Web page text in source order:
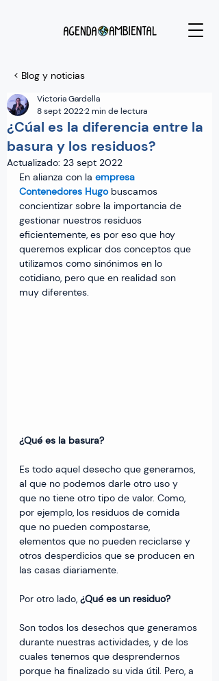
< Blog y noticias
¿Cúal es la diferencia entre la
basura y los residuos?
Victoria Gardella
8 sept 20222 min de lectura
Actualizado: 23 sept 2022
En alianza con la empresa
Contenedores Hugo buscamos
concientizar sobre la importancia de
gestionar nuestros residuos
eficientemente, es por eso que hoy
queremos explicar dos conceptos que
utilizamos como sinónimos en lo
cotidiano, pero que en realidad son
muy diferentes.
¿Qué es la basura?
Es todo aquel desecho que generamos,
al que no podemos darle otro uso y
que no tiene otro tipo de valor. Como,
por ejemplo, los residuos de comida
que no pueden compostarse,
elementos que no pueden reciclarse y
otros desperdicios que se producen en
las casas diariamente.
Por otro lado, ¿Qué es un residuo?
Son todos los desechos que generamos
durante nuestras actividades, y de los
cuales tenemos que desprendernos
porque ha finalizado su vida útil. Pero, a